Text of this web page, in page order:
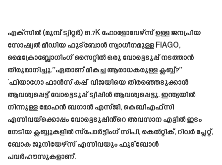
എക്‌സിൽ (മുമ്പ് ട്വിറ്റർ) 81.7K ഫോളോവേഴ്‌സ് ഉള്ള ജനപ്രിയ
സോഷ്യൽ മീഡിയ ഫുട്ബോൾ സ്വാധീനമുള്ള FIAGO,
മൈക്രോബ്ലോഗിംഗ് സൈറ്റിൽ ഒരു വോട്ടെടുപ്പ് നടത്താൻ
തീരുമാനിച്ചു.”ഏതാണ് മികച്ച ആരാധകരുള്ള ക്ലബ്ബ്?”
‘ഫിയാഗോ ഫാൻസ് കപ്പ്’ വിജയിയെ തിരഞ്ഞെടുക്കാൻ
ആവശ്യപ്പെട്ട് വോട്ടെടുപ്പ് ട്വീപ്പിൾ ആവശ്യപ്പെട്ടു. ഇന്ത്യയിൽ
നിന്നുള്ള മോഹൻ ബഗാൻ എസ്‌ജി, കെബിഎഫ്‌സി
എന്നിവയ്‌ക്കൊപ്പം വോട്ടെടുപ്പിൻ്റെ അവസാന എട്ടിൽ ഇടം
നേടിയ ക്ലബ്ബുകളിൽ സ്‌പോർട്ടിംഗ് സിപി, കെൽറ്റിക്, റിവർ പ്ലേറ്റ്,
ബോക ജൂനിയേഴ്‌സ് എന്നിവയും ഫുട്‌ബോൾ
പവർഹൗസുകളാണ്.